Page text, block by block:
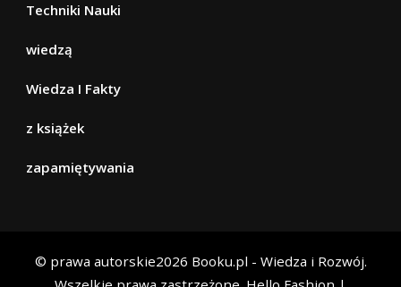
Techniki Nauki
wiedzą
Wiedza I Fakty
z książek
zapamiętywania
© prawa autorskie2026 Booku.pl - Wiedza i Rozwój.